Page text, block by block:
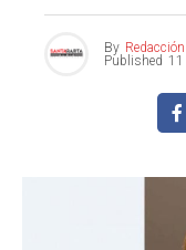
By
Published 11